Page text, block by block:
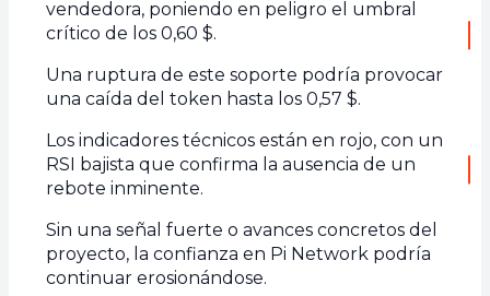
vendedora, poniendo en peligro el umbral
crítico de los 0,60 $.
Una ruptura de este soporte podría provocar
una caída del token hasta los 0,57 $.
Los indicadores técnicos están en rojo, con un
RSI bajista que confirma la ausencia de un
rebote inminente.
Sin una señal fuerte o avances concretos del
proyecto, la confianza en Pi Network podría
continuar erosionándose.